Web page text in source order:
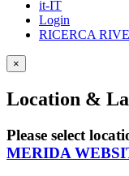
it-IT
Login
RICERCA
×
Location &
Please select
MERIDA